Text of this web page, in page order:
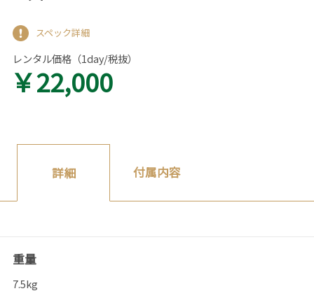
スペック詳細
レンタル価格（1day/税抜）
￥22,000
詳細 付属内容
重量
7.5kg